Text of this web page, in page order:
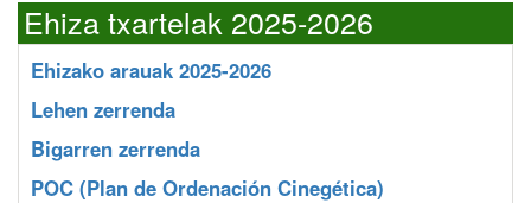
Ehiza txartelak 2025-2026
Ehizako arauak 2025-2026
Lehen zerrenda
Bigarren zerrenda
POC (Plan de Ordenación Cinegética)